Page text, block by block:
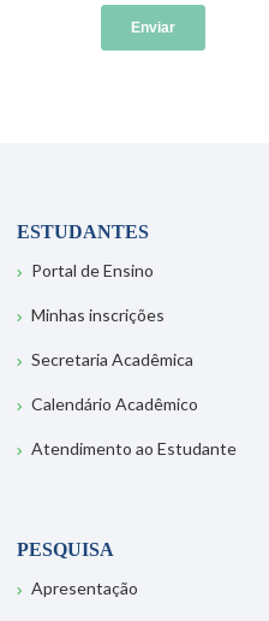
ESTUDANTES
Portal de Ensino
Minhas inscrições
Secretaria Acadêmica
Calendário Acadêmico
Atendimento ao Estudante
PESQUISA
Apresentação